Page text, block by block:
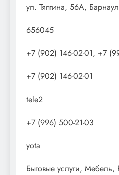
ул. Тяптина, 56А, Барнаул
656045
+7 (902) 146-02-01, +7
+7 (902) 146-02-01
tele2
+7 (996) 500-21-03
yota
Бытовые услуги, Мебель,